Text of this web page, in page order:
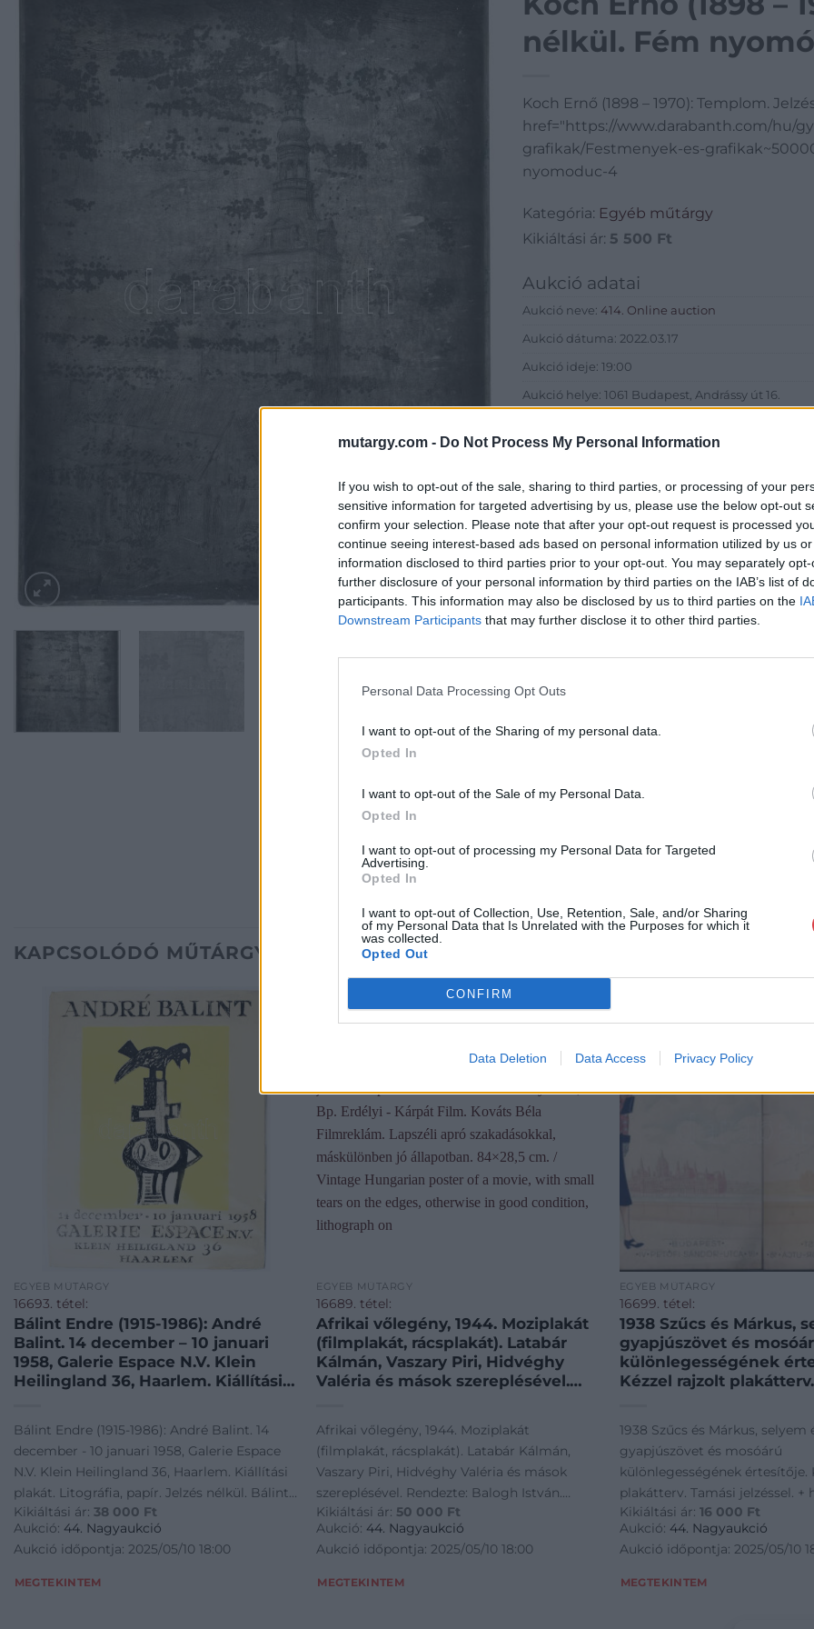
mutargy.com - Do Not Process My Personal Information
If you wish to opt-out of the sale, sharing to third parties, or processing of your
sensitive information for targeted advertising by us, please use the below opt-out
confirm your selection. Please note that after your opt-out request is processed
continue seeing interest-based ads based on personal information utilized by us
information disclosed to third parties prior to your opt-out. You may separately
further disclosure of your personal information by third parties on the IAB’s list of
participants. This information may also be disclosed by us to third parties on the
Downstream Participants that may further disclose it to other third parties.
Personal Data Processing Opt Outs
I want to opt-out of the Sharing of my personal data.
Opted In
I want to opt-out of the Sale of my Personal Data.
Opted In
I want to opt-out of processing my Personal Data for Targeted
Advertising.
Opted In
I want to opt-out of Collection, Use, Retention, Sale, and/or Sharing
of my Personal Data that Is Unrelated with the Purposes for which it
was collected.
Opted Out
CONFIRM
Data Deletion Data Access Privacy Policy
nélkül. Fém
Koch Ernő (1898 – 1970): Templom.
href="https://www.darabanth.com/hu/
grafikak/Festmenyek-es-
nyomoduc-4
Kategória: Egyéb műtárgy
Kikiáltási ár: 5 500 Ft
Aukció adatai
Aukció neve: 414. Online auction
Aukció dátuma: 2022.03.17
Aukció ideje: 19:00
Aukció helye: 1061 Budapest, Andrássy út 16.
Eladó:
Cím:
Budapest
Andrássy
1061
Weboldal:
Bemutatkozás: A tételek a leütési ár + 25%
személyesen veszik át, a vevő a postaköltség,
GALÉRIA TOVÁBBI MŰTÁRGYAI
KAPCSOLÓDÓ MŰTÁRGYAK
EGYÉB MŰTÁRGY
16693. tétel:
Bálint Endre (1915-1986): André
Balint. 14 december – 10 januari
1958, Galerie Espace N.V. Klein
Heilingland 36, Haarlem. Kiállítási
rendezett hollandiai egyéni
kiállításának plakátja, saját
illusztrációjával. Lapszéli apró
sérülésekkel és javított
szakadásokkal. 59,5×46 cm.
Bálint Endre (1915-1986): André Balint. 14
december - 10 januari 1958, Galerie Espace
N.V. Klein Heilingland 36, Haarlem. Kiállítási
plakát. Litográfia, papír. Jelzés nélkül. Bálint
Endre 1958-ban rendezett hollandiai egyéni
kiállításának plakátja, saját illusztrációjával.
Lapszéli apró sérülésekkel és javított
szakadásokkal. 59,5×46 cm. Ritka!
Kikiáltási ár: 38 000 Ft
Aukció: 44. Nagyaukció
Aukció időpontja: 2025/05/10 18:00
MEGTEKINTEM
EGYÉB MŰTÁRGY
16689. tétel:
Afrikai vőlegény, 1944. Moziplakát
(filmplakát, rácsplakát). Latabár
Kálmán, Vaszary Piri, Hidvéghy
Valéria és mások szereplésével.
Kellner Márkus Nyomda, Bp.
Erdélyi – Kárpát Film. Kováts Béla
Filmreklám. Lapszéli apró
szakadásokkal, máskülönben jó
állapotban. 84×28,5 cm. / Vintage
Hungarian poster of a movie, with
small tears on the edges,
lithograph on
Afrikai vőlegény, 1944. Moziplakát
(filmplakát, rácsplakát). Latabár Kálmán,
Vaszary Piri, Hidvéghy Valéria és mások
szereplésével. Rendezte: Balogh István.
Litográfia, papír. Bódis jelzéssel a plakáton.
Kellner Márkus Nyomda, Bp. Erdélyi - Kárpát
Film. Kováts Béla Filmreklám. Lapszéli apró
szakadásokkal, máskülönben jó állapotban.
Kikiáltási ár: 50 000 Ft
Aukció: 44. Nagyaukció
Aukció időpontja: 2025/05/10 18:00
MEGTEKINTEM
EGYÉB MŰTÁRGY
16699. tétel:
1938 Szűcs és Márkus,
gyapjúszövet és
különlegességének
Kézzel rajzolt
jóváhagyó aláírásával
1938 Szűcs és Márkus, selyem
gyapjúszövet és mosóárú
különlegességének értesítője.
plakátterv. Tamási jelzéssel. +
negatív nyomata, a cégtulaj,
jóváhagyó aláírásával 20x27 cm
Kikiáltási ár: 16 000 Ft
Aukció: 44. Nagyaukció
Aukció időpontja: 2025/05/10
MEGTEKINTEM